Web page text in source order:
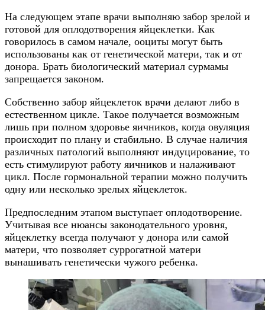
На следующем этапе врачи выполняю забор зрелой и
готовой для оплодотворения яйцеклетки. Как
говорилось в самом начале, ооциты могут быть
использованы как от генетической матери, так и от
донора. Брать биологический материал сурмамы
запрещается законом.
Собственно забор яйцеклеток врачи делают либо в
естественном цикле. Такое получается возможным
лишь при полном здоровье яичников, когда овуляция
происходит по плану и стабильно. В случае наличия
различных патологий выполняют индуцирование, то
есть стимулируют работу яичников и налаживают
цикл. После гормональной терапии можно получить
одну или несколько зрелых яйцеклеток.
Предпоследним этапом выступает оплодотворение.
Учитывая все нюансы законодательного уровня,
яйцеклетку всегда получают у донора или самой
матери, что позволяет суррогатной матери
вынашивать генетически чужого ребенка.